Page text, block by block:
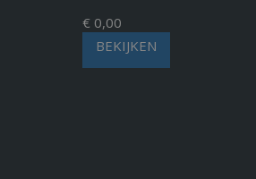
€ 0,00
BEKIJKEN